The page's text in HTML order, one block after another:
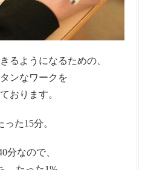
るようになるための、
ンなワークを
おります。
た15分。
分なので、